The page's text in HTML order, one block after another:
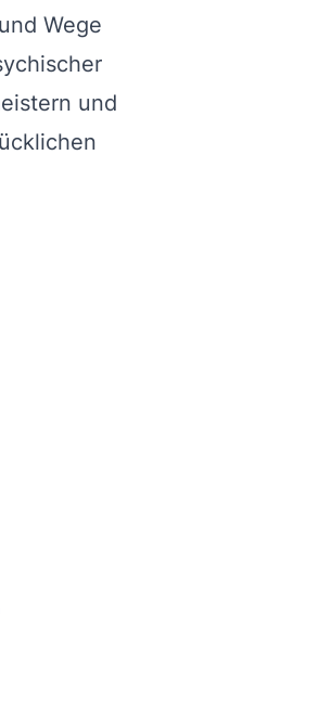
Wege
und